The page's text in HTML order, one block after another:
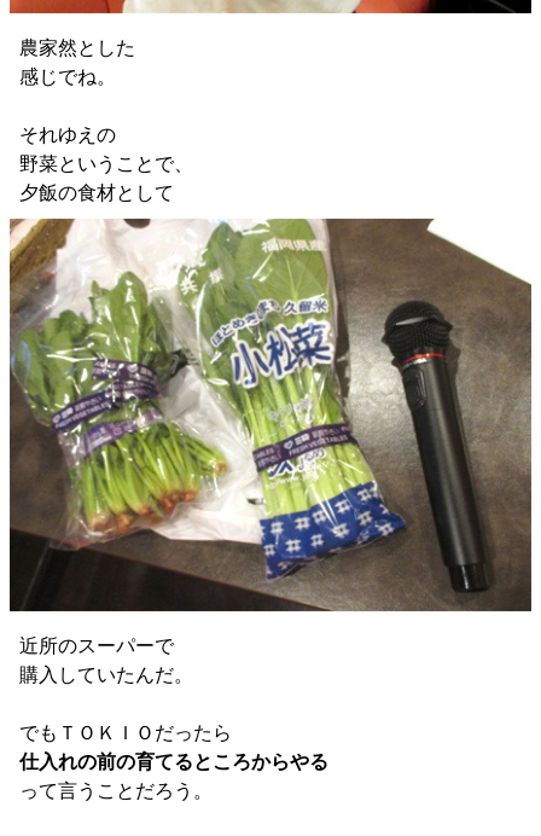
農家然とした
感じでね。
それゆえの
野菜ということで、
夕飯の食材として
近所のスーパーで
購入していたんだ。
でもＴＯＫＩＯだったら
仕入れの前の育てるところからやる
って言うことだろう。